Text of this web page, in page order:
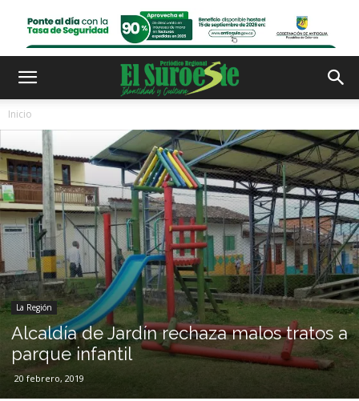
Inicio
La Región
Alcaldía de Jardín rechaza malos tratos a
parque infantil
20 febrero, 2019